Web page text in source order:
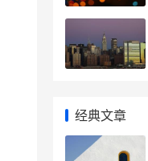
经典文章